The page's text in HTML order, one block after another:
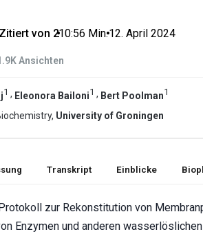
von 2•10:56 Min.•12. April 2024
Ansichten
1 , Eleonora Bailoni1 , Bert Poolman1
University of Groningen
Transkript Einblicke
zur Rekonstitution von
Enzymen und anderen